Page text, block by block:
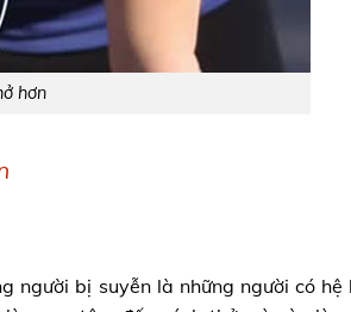
hơn
người bị suyễn là những người có hệ